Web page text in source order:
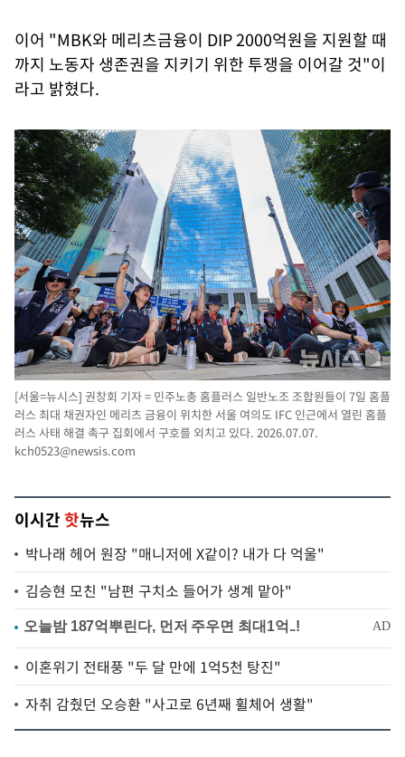
이어 "MBK와 메리츠금융이 DIP 2000억원을 지원할 때
까지 노동자 생존권을 지키기 위한 투쟁을 이어갈 것"이
라고 밝혔다.
[서울=뉴시스] 권창회 기자 = 민주노총 홈플러스 일반노조 조합원들이 7일 홈플
러스 최대 채권자인 메리츠 금융이 위치한 서울 여의도 IFC 인근에서 열린 홈플
러스 사태 해결 촉구 집회에서 구호를 외치고 있다. 2026.07.07.
kch0523@newsis.com
이시간핫뉴스
박나래 헤어 원장 "매니저에 X같이? 내가 다 억울"
김승현 모친 "남편 구치소 들어가 생계 맡아"
이혼위기 전태풍 "두 달 만에 1억5천 탕진"
자취 감췄던 오승환 "사고로 6년째 휠체어 생활"